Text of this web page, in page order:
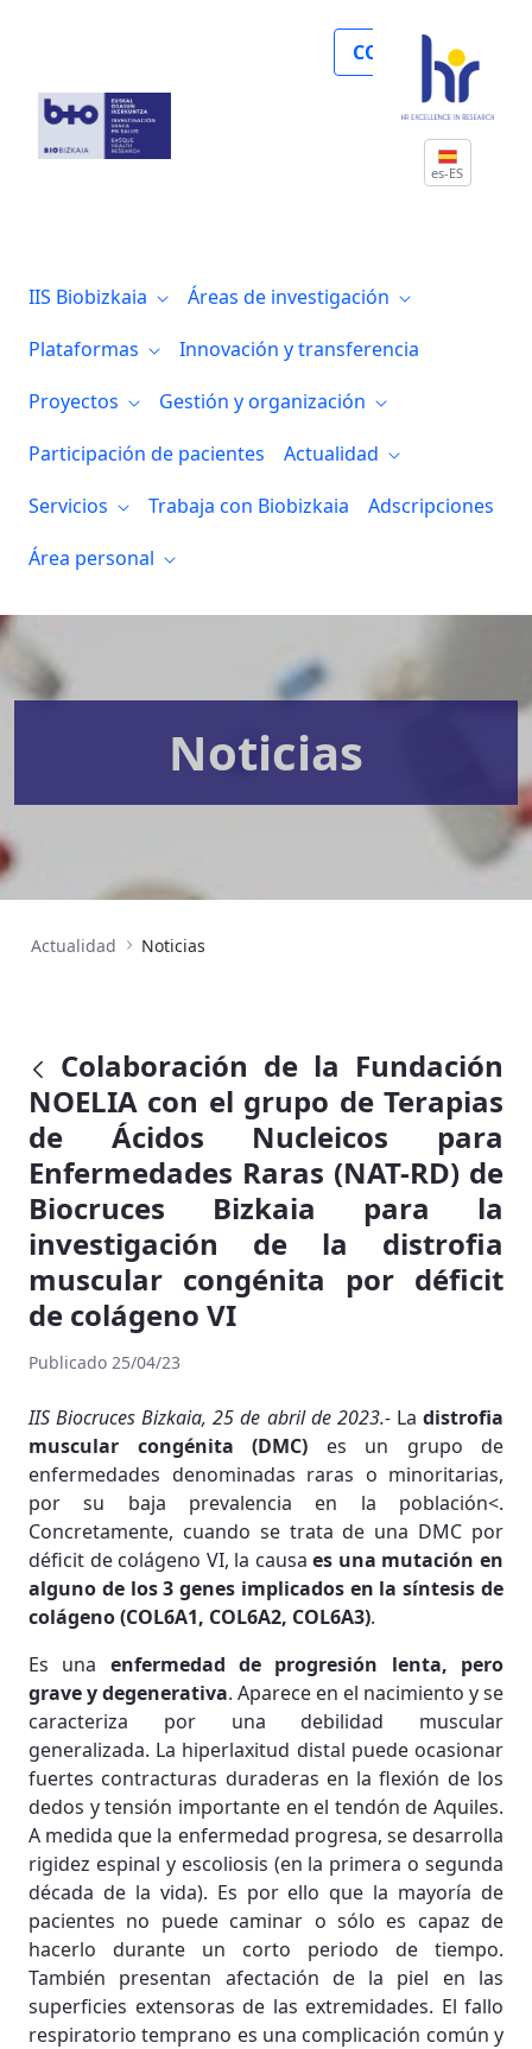
COLABORA
es-ES
IIS Biobizkaia
Áreas de investigación
Plataformas
Innovación y transferencia
Proyectos
Gestión y organización
Participación de pacientes
Actualidad
Servicios
Trabaja con Biobizkaia
Adscripciones
Área personal
Noticias
Actualidad Noticias
Colaboración de la Fundación
NOELIA con el grupo de Terapias
de Ácidos Nucleicos para
Enfermedades Raras (NAT-RD) de
Biocruces Bizkaia para la
investigación de la distrofia
muscular congénita por déficit
de colágeno VI
Publicado 25/04/23
IIS Biocruces Bizkaia, 25 de abril de 2023.- Ladistrofia
muscular congénita (DMC) es un grupo de
enfermedades denominadas raras o minoritarias,
por su baja prevalencia en la población<.
Concretamente, cuando se trata de una DMC por
déficit de colágeno VI, la causaes una mutación en
alguno de los 3 genes implicados en la síntesis de
colágeno (COL6A1, COL6A2, COL6A3).
Es una enfermedad de progresión lenta, pero
grave y degenerativa. Aparece en el nacimiento y se
caracteriza por una debilidad muscular
generalizada. La hiperlaxitud distal puede ocasionar
fuertes contracturas duraderas en la flexión de los
dedos y tensión importante en el tendón de Aquiles.
A medida que la enfermedad progresa, se desarrolla
rigidez espinal y escoliosis (en la primera o segunda
década de la vida). Es por ello que la mayoría de
pacientes no puede caminar o sólo es capaz de
hacerlo durante un corto periodo de tiempo.
También presentan afectación de la piel en las
superficies extensoras de las extremidades. El fallo
respiratorio temprano es una complicación común y